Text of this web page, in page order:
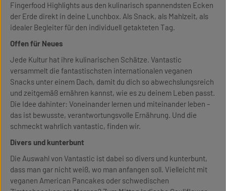
Fingerfood Highlights aus den kulinarisch spannendsten Ecken
der Erde direkt in deine Lunchbox. Als Snack, als Mahlzeit, als
idealer Begleiter für den individuell getakteten Tag.
Offen für Neues
Jede Kultur hat ihre kulinarischen Schätze. Vantastic
versammelt die fantastischsten internationalen veganen
Snacks unter einem Dach, damit du dich so abwechslungsreich
und zeitgemäß ernähren kannst, wie es zu deinem Leben passt.
Die Idee dahinter: Voneinander lernen und miteinander leben –
das ist bewusste, verantwortungsvolle Ernährung. Und die
schmeckt wahrlich vantastic, finden wir.
Divers und kunterbunt
Die Auswahl von Vantastic ist dabei so divers und kunterbunt,
dass man gar nicht weiß, wo man anfangen soll. Vielleicht mit
veganen American Pancakes oder schwedischen